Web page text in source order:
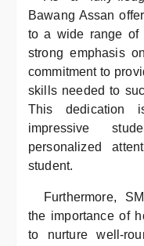
Bawang Assan
to a wide range of
strong emphasis
commitment to
skills needed to
This dedication
impressive
personalized
student.
Furthermore,
the importance of
to nurture well-